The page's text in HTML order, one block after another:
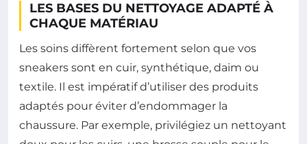
LES BASES DU NETTOYAGE ADAPTÉ À
CHAQUE MATÉRIAU
Les soins diffèrent fortement selon que vos
sneakers sont en cuir, synthétique, daim ou
textile. Il est impératif d’utiliser des produits
adaptés pour éviter d’endommager la
chaussure. Par exemple, privilégiez un nettoyant